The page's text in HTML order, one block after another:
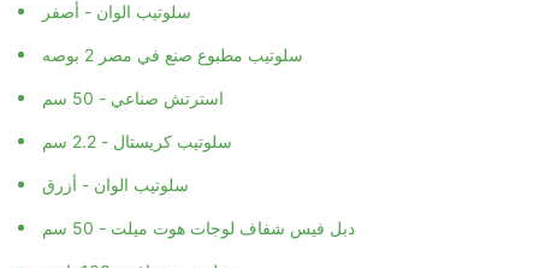
سلوتيب الوان - أصفر
سلوتيب مطبوع صنع في مصر 2 بوصه
استرتش صناعي - 50 سم
سلوتيب كريستال - 2.2 سم
سلوتيب الوان - أزرق
دبل فيس شفاف لوجات هوت ميلت - 50 سم